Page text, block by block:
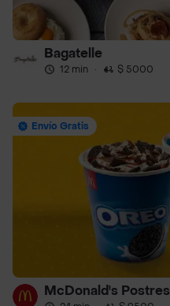
Bagatelle
12 min · $ 5000
Envío Gratis
McDonald's Postres